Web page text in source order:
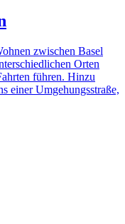
zwischen Basel
Orten
führen. Hinzu
einer Umgehungsstraße,